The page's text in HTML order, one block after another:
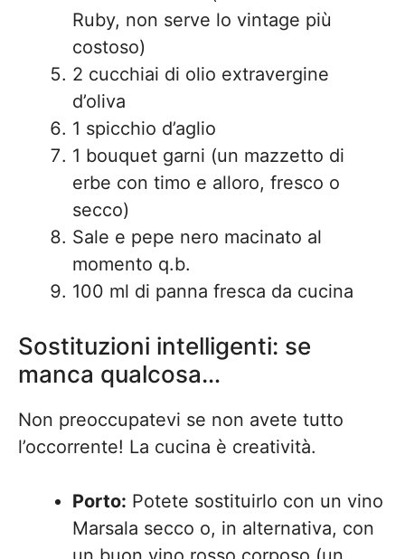
Ruby, non serve lo vintage più
costoso)
2 cucchiai di olio extravergine
d’oliva
1 spicchio d’aglio
1 bouquet garni (un mazzetto di
erbe con timo e alloro, fresco o
secco)
Sale e pepe nero macinato al
momento q.b.
100 ml di panna fresca da cucina
Sostituzioni intelligenti: se
manca qualcosa…
Non preoccupatevi se non avete tutto
l’occorrente! La cucina è creatività.
Porto: Potete sostituirlo con un vino
Marsala secco o, in alternativa, con